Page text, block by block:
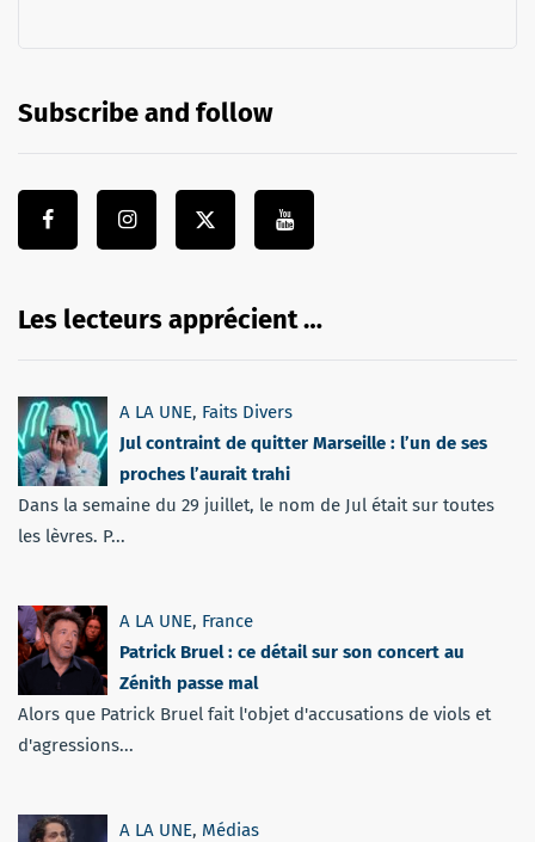
Subscribe and follow
Les lecteurs apprécient …
A LA UNE, Faits Divers
Jul contraint de quitter Marseille : l’un de ses
proches l’aurait trahi
Dans la semaine du 29 juillet, le nom de Jul était sur toutes
les lèvres. P...
A LA UNE, France
Patrick Bruel : ce détail sur son concert au
Zénith passe mal
Alors que Patrick Bruel fait l'objet d'accusations de viols et
d'agressions...
A LA UNE, Médias